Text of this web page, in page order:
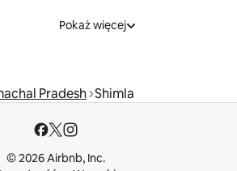
Pokaż więcej
Pradesh Shimla
© 2026 Airbnb, Inc.